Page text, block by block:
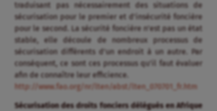
traduisant pas nécessairement des situations de
sécurisation pour le premier et d’insécurité foncière
pour le second. La sécurité foncière n’est pas un état
stable, elle découle de nombreux processus de
sécurisation différents d’un endroit à un autre. Par
conséquent, ce sont ces processus qu’il faut évaluer
afin de connaître leur efficience.
http://www.fao.org/nr/lten/abst/lten_070701_fr.htm
Sécurisation des droits fonciers délégués en Afrique